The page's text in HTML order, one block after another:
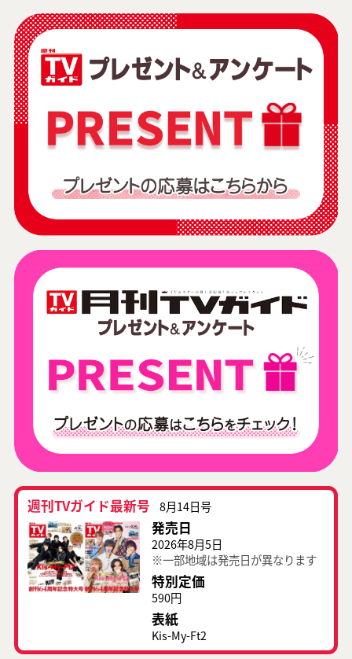
週刊TVガイド最新号 8月14日号
発売日
2026年8月5日
※一部地域は発売日が異なります
特別定価
590円
表紙
Kis-My-Ft2